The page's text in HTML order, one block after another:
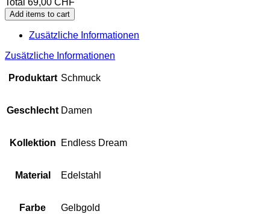
Add items to cart
Zusätzliche Informationen
Zusätzliche Informationen
Produktart Schmuck
Geschlecht Damen
Kollektion Endless Dream
Material Edelstahl
Farbe Gelbgold